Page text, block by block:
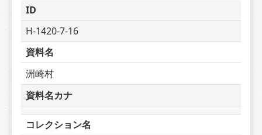
ID
H-1420-7-16
資料名
洲崎村
資料名カナ
コレクション名